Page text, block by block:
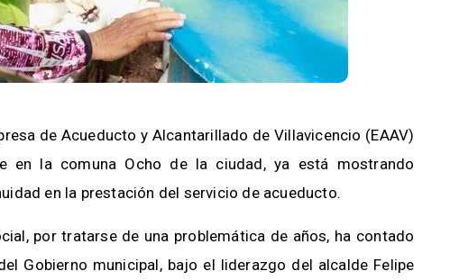
de Acueducto y Alcantarillado de Villavicencio (EAAV)
en la comuna Ocho de la ciudad, ya está mostrando
en la prestación del servicio de acueducto.
por tratarse de una problemática de años, ha contado
Gobierno municipal, bajo el liderazgo del alcalde Felipe